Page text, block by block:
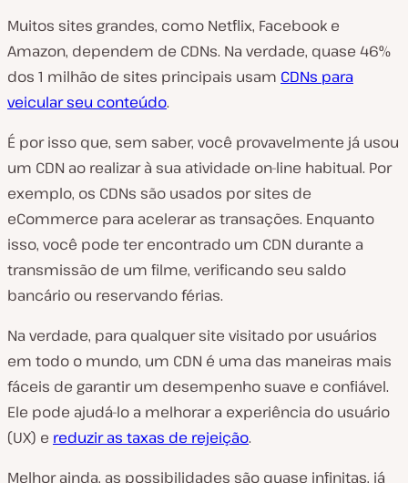
Muitos sites grandes, como Netflix, Facebook e
Amazon, dependem de CDNs. Na verdade, quase 46%
dos 1 milhão de sites principais usam CDNs para
veicular seu conteúdo.
É por isso que, sem saber, você provavelmente já usou
um CDN ao realizar à sua atividade on-line habitual. Por
exemplo, os CDNs são usados por sites de
eCommerce para acelerar as transações. Enquanto
isso, você pode ter encontrado um CDN durante a
transmissão de um filme, verificando seu saldo
bancário ou reservando férias.
Na verdade, para qualquer site visitado por usuários
em todo o mundo, um CDN é uma das maneiras mais
fáceis de garantir um desempenho suave e confiável.
Ele pode ajudá-lo a melhorar a experiência do usuário
(UX) e reduzir as taxas de rejeição.
Melhor ainda, as possibilidades são quase infinitas, já